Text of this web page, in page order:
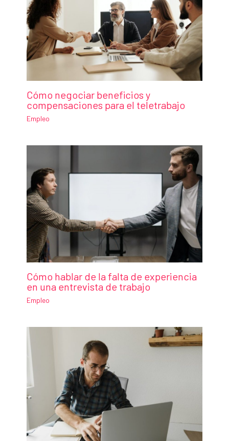
Cómo negociar beneficios y
compensaciones para el teletrabajo
Empleo
Cómo hablar de la falta de experiencia
en una entrevista de trabajo
Empleo